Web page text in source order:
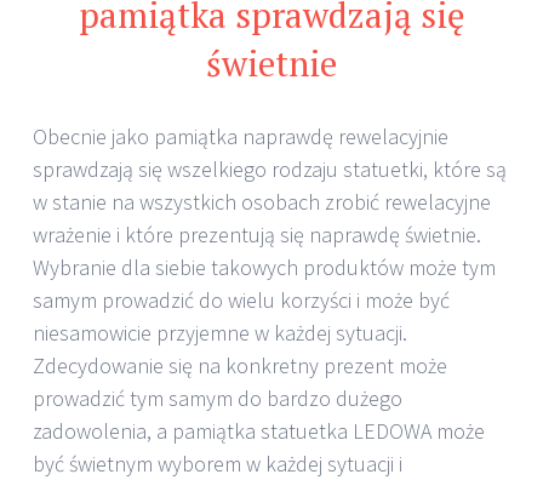
pamiątka sprawdzają się
świetnie
Obecnie jako pamiątka naprawdę rewelacyjnie
sprawdzają się wszelkiego rodzaju statuetki, które są
w stanie na wszystkich osobach zrobić rewelacyjne
wrażenie i które prezentują się naprawdę świetnie.
Wybranie dla siebie takowych produktów może tym
samym prowadzić do wielu korzyści i może być
niesamowicie przyjemne w każdej sytuacji.
Zdecydowanie się na konkretny prezent może
prowadzić tym samym do bardzo dużego
zadowolenia, a pamiątka statuetka LEDOWA może
być świetnym wyborem w każdej sytuacji i